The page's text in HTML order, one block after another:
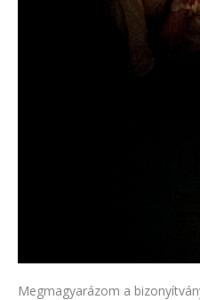
Megmagyarázom a